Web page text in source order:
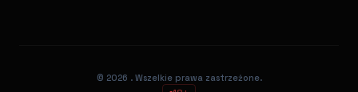
© 2026 . Wszelkie prawa zastrzeżone.